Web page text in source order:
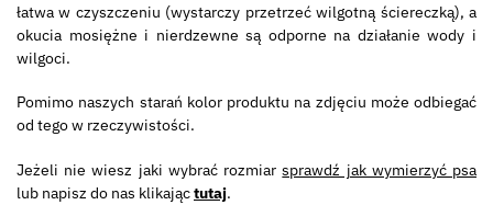
łatwa w czyszczeniu (wystarczy przetrzeć wilgotną ściereczką), a
okucia mosiężne i nierdzewne są odporne na działanie wody i
wilgoci.
Pomimo naszych starań kolor produktu na zdjęciu może odbiegać
od tego w rzeczywistości.
Jeżeli nie wiesz jaki wybrać rozmiarsprawdź jak wymierzyć psa
lub napisz do nas klikająctutaj.